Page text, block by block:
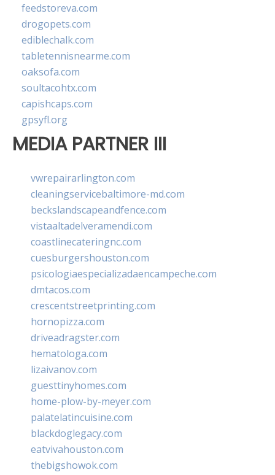
feedstoreva.com
drogopets.com
ediblechalk.com
tabletennisnearme.com
oaksofa.com
soultacohtx.com
capishcaps.com
gpsyfl.org
MEDIA PARTNER III
vwrepairarlington.com
cleaningservicebaltimore-md.com
beckslandscapeandfence.com
vistaaltadelveramendi.com
coastlinecateringnc.com
cuesburgershouston.com
psicologiaespecializadaencampeche.com
dmtacos.com
crescentstreetprinting.com
hornopizza.com
driveadragster.com
hematologa.com
lizaivanov.com
guesttinyhomes.com
home-plow-by-meyer.com
palatelatincuisine.com
blackdoglegacy.com
eatvivahouston.com
thebigshowok.com